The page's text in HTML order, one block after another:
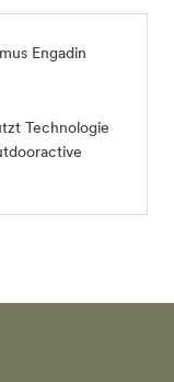
Engadin
Technologie